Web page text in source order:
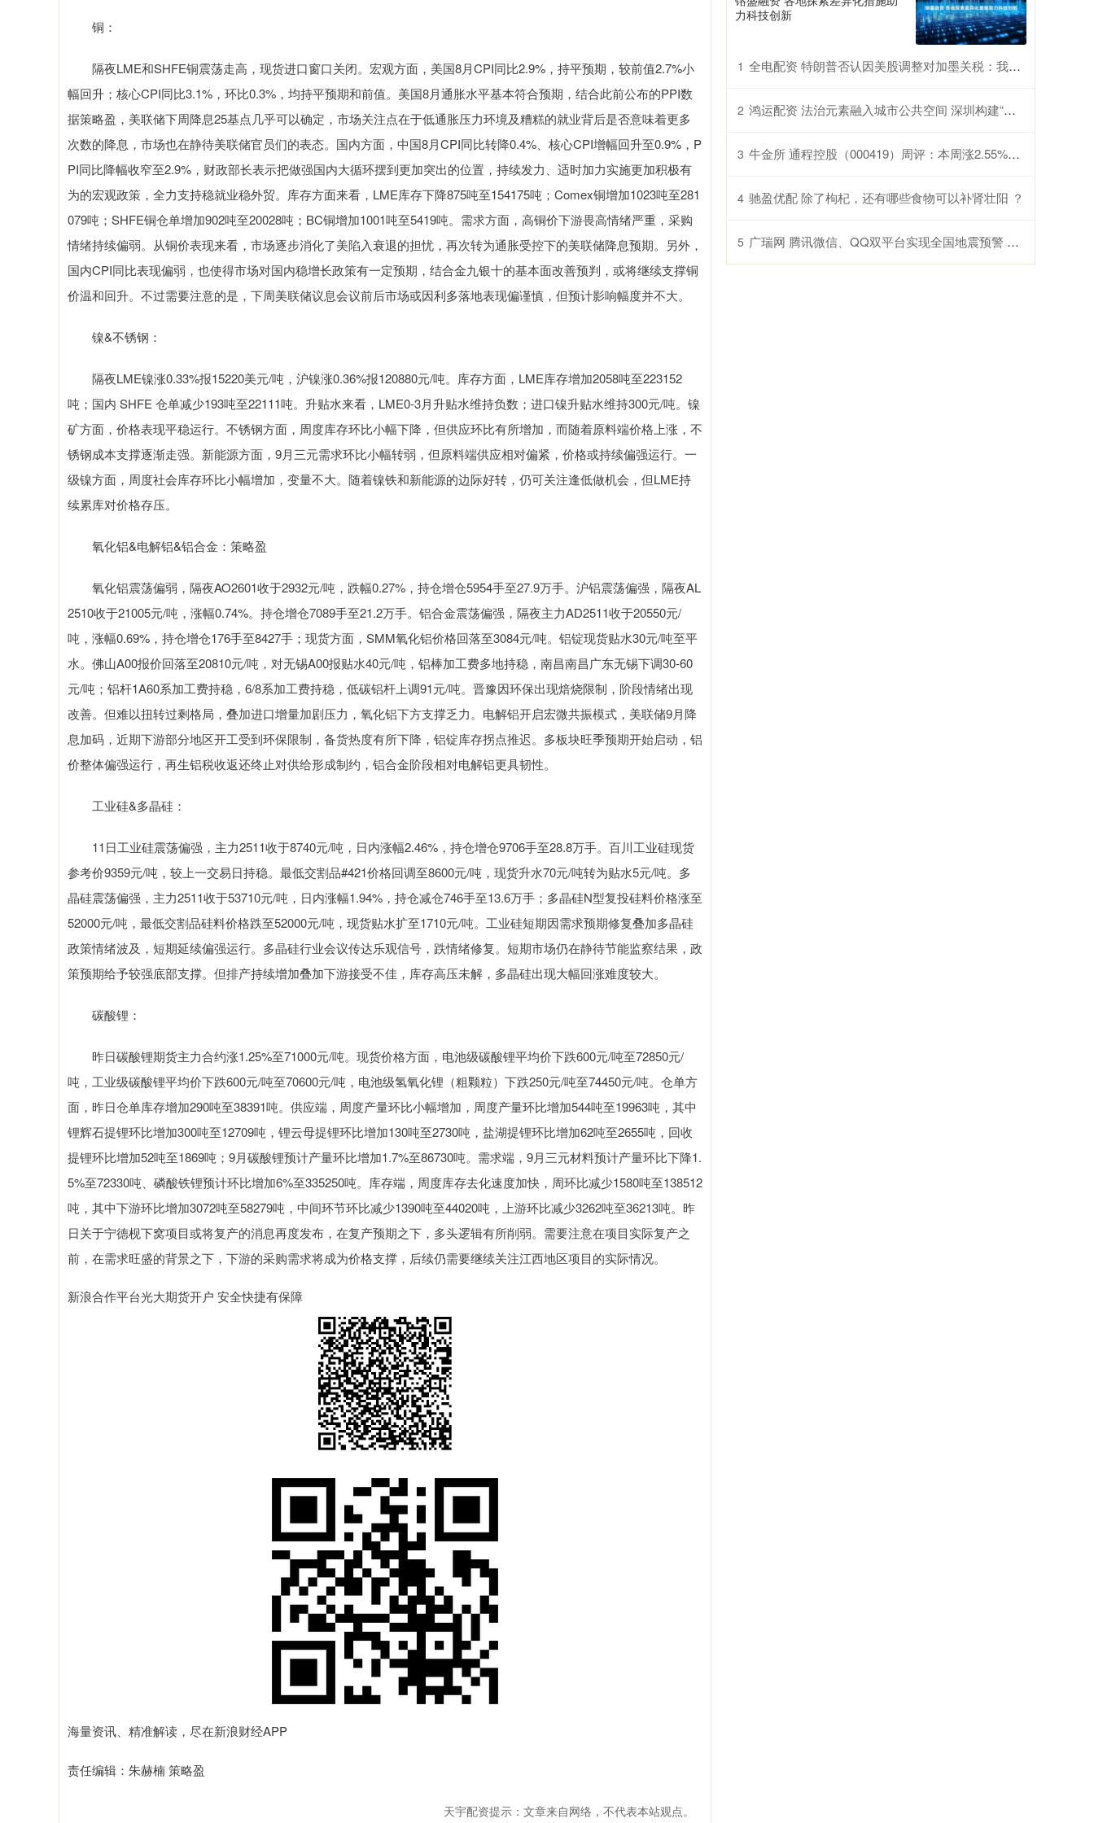
铜：
隔夜LME和SHFE铜震荡走高，现货进口窗口关闭。宏观方面，美国8月CPI同比2.9%，持平预期，较前值2.7%小
幅回升；核心CPI同比3.1%，环比0.3%，均持平预期和前值。美国8月通胀水平基本符合预期，结合此前公布的PPI数
据策略盈，美联储下周降息25基点几乎可以确定，市场关注点在于低通胀压力环境及糟糕的就业背后是否意味着更多
次数的降息，市场也在静待美联储官员们的表态。国内方面，中国8月CPI同比转降0.4%、核心CPI增幅回升至0.9%，P
PI同比降幅收窄至2.9%，财政部长表示把做强国内大循环摆到更加突出的位置，持续发力、适时加力实施更加积极有
为的宏观政策，全力支持稳就业稳外贸。库存方面来看，LME库存下降875吨至154175吨；Comex铜增加1023吨至281
079吨；SHFE铜仓单增加902吨至20028吨；BC铜增加1001吨至5419吨。需求方面，高铜价下游畏高情绪严重，采购
情绪持续偏弱。从铜价表现来看，市场逐步消化了美陷入衰退的担忧，再次转为通胀受控下的美联储降息预期。另外，
国内CPI同比表现偏弱，也使得市场对国内稳增长政策有一定预期，结合金九银十的基本面改善预判，或将继续支撑铜
价温和回升。不过需要注意的是，下周美联储议息会议前后市场或因利多落地表现偏谨慎，但预计影响幅度并不大。
镍&不锈钢：
隔夜LME镍涨0.33%报15220美元/吨，沪镍涨0.36%报120880元/吨。库存方面，LME库存增加2058吨至223152
吨；国内 SHFE 仓单减少193吨至22111吨。升贴水来看，LME0-3月升贴水维持负数；进口镍升贴水维持300元/吨。镍
矿方面，价格表现平稳运行。不锈钢方面，周度库存环比小幅下降，但供应环比有所增加，而随着原料端价格上涨，不
锈钢成本支撑逐渐走强。新能源方面，9月三元需求环比小幅转弱，但原料端供应相对偏紧，价格或持续偏强运行。一
级镍方面，周度社会库存环比小幅增加，变量不大。随着镍铁和新能源的边际好转，仍可关注逢低做机会，但LME持
续累库对价格存压。
氧化铝&电解铝&铝合金：策略盈
氧化铝震荡偏弱，隔夜AO2601收于2932元/吨，跌幅0.27%，持仓增仓5954手至27.9万手。沪铝震荡偏强，隔夜AL
2510收于21005元/吨，涨幅0.74%。持仓增仓7089手至21.2万手。铝合金震荡偏强，隔夜主力AD2511收于20550元/
吨，涨幅0.69%，持仓增仓176手至8427手；现货方面，SMM氧化铝价格回落至3084元/吨。铝锭现货贴水30元/吨至平
水。佛山A00报价回落至20810元/吨，对无锡A00报贴水40元/吨，铝棒加工费多地持稳，南昌南昌广东无锡下调30-60
元/吨；铝杆1A60系加工费持稳，6/8系加工费持稳，低碳铝杆上调91元/吨。晋豫因环保出现焙烧限制，阶段情绪出现
改善。但难以扭转过剩格局，叠加进口增量加剧压力，氧化铝下方支撑乏力。电解铝开启宏微共振模式，美联储9月降
息加码，近期下游部分地区开工受到环保限制，备货热度有所下降，铝锭库存拐点推迟。多板块旺季预期开始启动，铝
价整体偏强运行，再生铝税收返还终止对供给形成制约，铝合金阶段相对电解铝更具韧性。
工业硅&多晶硅：
11日工业硅震荡偏强，主力2511收于8740元/吨，日内涨幅2.46%，持仓增仓9706手至28.8万手。百川工业硅现货
参考价9359元/吨，较上一交易日持稳。最低交割品#421价格回调至8600元/吨，现货升水70元/吨转为贴水5元/吨。多
晶硅震荡偏强，主力2511收于53710元/吨，日内涨幅1.94%，持仓减仓746手至13.6万手；多晶硅N型复投硅料价格涨至
52000元/吨，最低交割品硅料价格跌至52000元/吨，现货贴水扩至1710元/吨。工业硅短期因需求预期修复叠加多晶硅
政策情绪波及，短期延续偏强运行。多晶硅行业会议传达乐观信号，跌情绪修复。短期市场仍在静待节能监察结果，政
策预期给予较强底部支撑。但排产持续增加叠加下游接受不佳，库存高压未解，多晶硅出现大幅回涨难度较大。
碳酸锂：
昨日碳酸锂期货主力合约涨1.25%至71000元/吨。现货价格方面，电池级碳酸锂平均价下跌600元/吨至72850元/
吨，工业级碳酸锂平均价下跌600元/吨至70600元/吨，电池级氢氧化锂（粗颗粒）下跌250元/吨至74450元/吨。仓单方
面，昨日仓单库存增加290吨至38391吨。供应端，周度产量环比小幅增加，周度产量环比增加544吨至19963吨，其中
锂辉石提锂环比增加300吨至12709吨，锂云母提锂环比增加130吨至2730吨，盐湖提锂环比增加62吨至2655吨，回收
提锂环比增加52吨至1869吨；9月碳酸锂预计产量环比增加1.7%至86730吨。需求端，9月三元材料预计产量环比下降1.
5%至72330吨、磷酸铁锂预计环比增加6%至335250吨。库存端，周度库存去化速度加快，周环比减少1580吨至138512
吨，其中下游环比增加3072吨至58279吨，中间环节环比减少1390吨至44020吨，上游环比减少3262吨至36213吨。昨
日关于宁德枧下窝项目或将复产的消息再度发布，在复产预期之下，多头逻辑有所削弱。需要注意在项目实际复产之
前，在需求旺盛的背景之下，下游的采购需求将成为价格支撑，后续仍需要继续关注江西地区项目的实际情况。
新浪合作平台光大期货开户 安全快捷有保障
海量资讯、精准解读，尽在新浪财经APP
责任编辑：朱赫楠 策略盈
天宇配资提示：文章来自网络，不代表本站观点。
力科技创新
1 全电配资 特朗普否认因美股调整对加墨关税：我看都没看股市
2 鸿运配资 法治元素融入城市公共空间 深圳构建“一公里半径普法圈”
3 牛金所 通程控股（000419）周评：本周涨2.55%，主力资金合计净流入275.97万元
4 驰盈优配 除了枸杞，还有哪些食物可以补肾壮阳 ？
5 广瑞网 腾讯微信、QQ双平台实现全国地震预警 可提前数秒至数十秒预警